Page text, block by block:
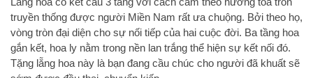
truyền thống được người Miền Nam rất ưa chuộng. Bởi theo họ,
vòng tròn đại diện cho sự nối tiếp của hai cuộc đời. Ba tầng hoa
gắn kết, hoa ly nằm trong nền lan trắng thể hiện sự kết nối đó.
Tặng lẵng hoa này là bạn đang cầu chúc cho người đã khuất sẽ